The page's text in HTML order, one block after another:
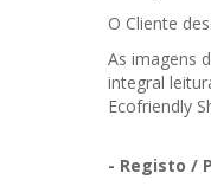
O Cliente
As imagens
integral
Ecofriendly
- Registo /